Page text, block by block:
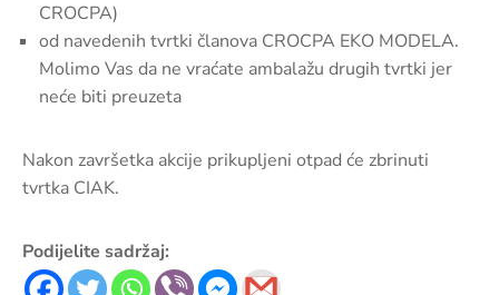
CROCPA)
od navedenih tvrtki članova CROCPA EKO MODELA.
Molimo Vas da ne vraćate ambalažu drugih tvrtki jer
neće biti preuzeta
Nakon završetka akcije prikupljeni otpad će zbrinuti
tvrtka CIAK.
Podijelite sadržaj: